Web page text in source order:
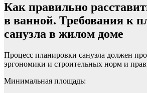
Как правильно
в ванной. Требования к
санузла в жилом доме
Процесс планировки санузла должен
эргономики и строительных норм и
Минимальная площадь: